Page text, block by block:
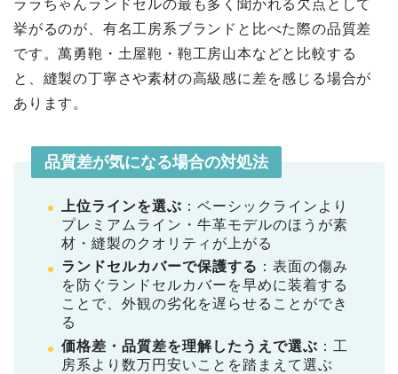
ララちゃんランドセルの最も多く聞かれる欠点として
挙がるのが、有名工房系ブランドと比べた際の品質差
です。萬勇鞄・土屋鞄・鞄工房山本などと比較する
と、縫製の丁寧さや素材の高級感に差を感じる場合が
あります。
品質差が気になる場合の対処法
上位ラインを選ぶ ：ベーシックラインより
プレミアムライン・牛革モデルのほうが素
材・縫製のクオリティが上がる
ランドセルカバーで保護する ：表面の傷み
を防ぐランドセルカバーを早めに装着する
ことで、外観の劣化を遅らせることができ
る
価格差・品質差を理解したうえで選ぶ ：工
房系より数万円安いことを踏まえて選ぶ